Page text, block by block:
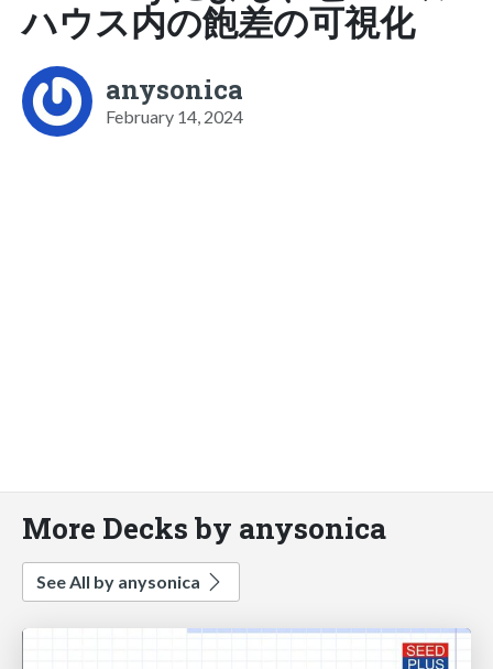
ハウス内の飽差の可視化
anysonica
February 14, 2024
More Decks by anysonica
See All by anysonica